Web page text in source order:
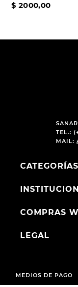
$ 2000,00
TEL.:
MAIL:
CATEGORÍAS
COMPRAS
LEGAL
MEDIOS DE PAGO